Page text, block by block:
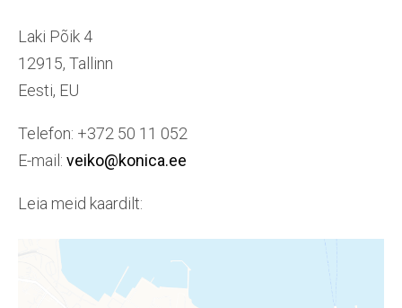
Laki Põik 4
12915, Tallinn
Eesti, EU
Telefon: +372 50 11 052
E-mail: veiko@konica.ee
Leia meid kaardilt: